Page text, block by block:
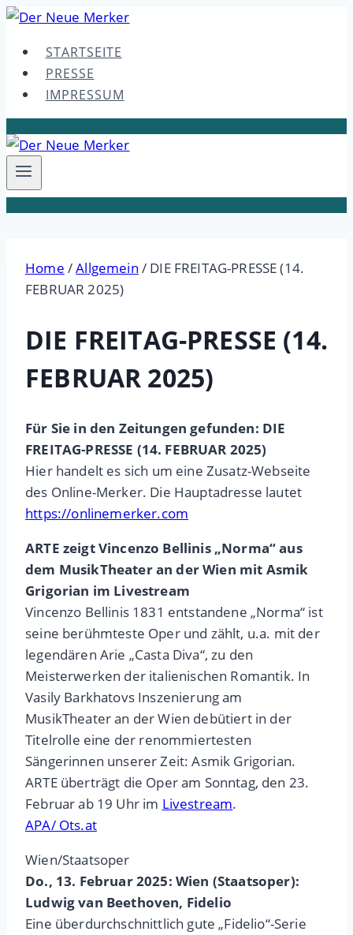
Skip
contentSTARTSEITE
PRESSE
IMPRESSUM
Home /Allgemein / DIE FREITAG-PRESSE (14.
FEBRUAR 2025)
DIE FREITAG-PRESSE (14.
FEBRUAR 2025)
Für Sie in den Zeitungen gefunden: DIE
FREITAG-PRESSE (14. FEBRUAR 2025)
Hier handelt es sich um eine Zusatz-Webseite
des Online-Merker. Die Hauptadresse lautet
https://onlinemerker.com
ARTE zeigt Vincenzo Bellinis „Norma“ aus
dem MusikTheater an der Wien mit Asmik
Grigorian im Livestream
Vincenzo Bellinis 1831 entstandene „Norma“ ist
seine berühmteste Oper und zählt, u.a. mit der
legendären Arie „Casta Diva“, zu den
Meisterwerken der italienischen Romantik. In
Vasily Barkhatovs Inszenierung am
MusikTheater an der Wien debütiert in der
Titelrolle eine der renommiertesten
Sängerinnen unserer Zeit: Asmik Grigorian.
ARTE überträgt die Oper am Sonntag, den 23.
Februar ab 19 Uhr im Livestream.
APA/ Ots.at
Wien/Staatsoper
Do., 13. Februar 2025: Wien (Staatsoper):
Ludwig van Beethoven, Fidelio
Eine überdurchschnittlich gute „Fidelio“-Serie